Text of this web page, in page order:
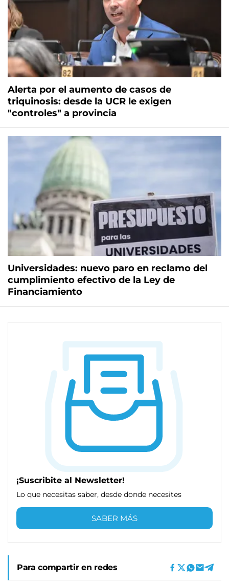
Alerta por el aumento de casos de
triquinosis: desde la UCR le exigen
"controles" a provincia
Universidades: nuevo paro en reclamo del
cumplimiento efectivo de la Ley de
Financiamiento
¡Suscribite al Newsletter!
Lo que necesitas saber, desde donde necesites
SABER MÁS
Para compartir en redes